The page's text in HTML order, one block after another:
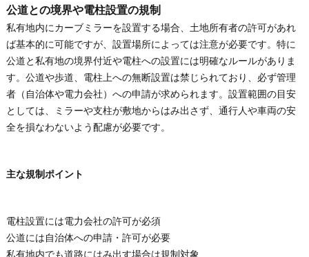
公道との境界や電柱設置の規制
私有地内にカーブミラーを設置する場合、土地所有者の許可があれ
ば基本的に可能ですが、設置場所によっては注意が必要です。特に
公道と私有地の境界付近や電柱への設置には明確なルールがありま
す。公道や歩道、電柱上への無断設置は禁じられており、必ず管理
者（自治体や電力会社）への申請が求められます。設置範囲の目安
としては、ミラーや支柱が敷地からはみ出さず、通行人や車両の安
全を損なわないよう配慮が必要です。
主な規制ポイント
電柱設置には電力会社の許可が必須
公道には自治体への申請・許可が必要